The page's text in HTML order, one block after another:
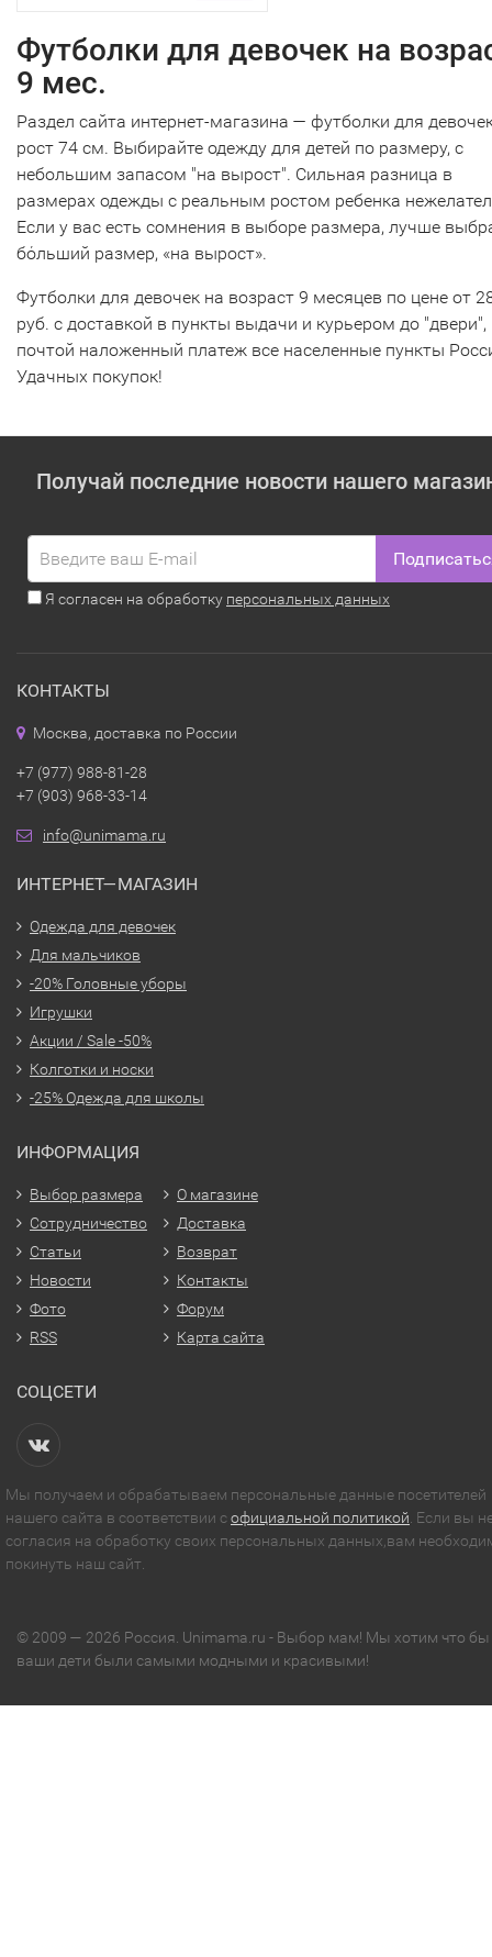
Футболки для девочек на
9 мес.
Раздел сайта интернет-магазина — футболки для
рост 74 см. Выбирайте одежду для детей по размеру, с
небольшим запасом "на вырост". Сильная разница в
размерах одежды с реальным ростом ребенка
Если у вас есть сомнения в выборе размера, лучше
бόльший размер, «на вырост».
Футболки для девочек на возраст 9 месяцев по цене от
руб. с доставкой в пункты выдачи и курьером до "двери",
почтой наложенный платеж все населенные пункты
Удачных покупок!
Получай последние новости нашего
Я согласен на обработку персональных данных
КОНТАКТЫ
Москва, доставка по России
+7 (977) 988-81-28
+7 (903) 968-33-14
info@unimama.ru
ИНТЕРНЕТ—МАГАЗИН
Одежда для девочек
Для мальчиков
-20% Головные уборы
Игрушки
Акции / Sale -50%
Колготки и носки
-25% Одежда для школы
ИНФОРМАЦИЯ
Выбор размера
Сотрудничество
Статьи
Новости
Фото
RSS
О магазине
Доставка
Возврат
Контакты
Форум
Карта сайта
СОЦСЕТИ
Мы получаем и обрабатываем персональные данные посетителей
нашего сайта в соответствии софициальной политикой . Если вы
согласия на обработку своих персональных данных,вам
покинуть наш сайт.
© 2009 — 2026 Россия. Unimama.ru - Выбор мам! Мы хотим что бы
ваши дети были самыми модными и красивыми!